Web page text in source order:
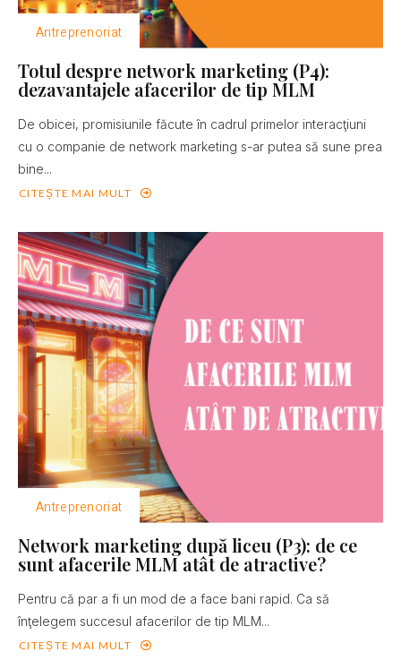
Antreprenoriat
Totul despre network marketing (P4):
dezavantajele afacerilor de tip MLM
De obicei, promisiunile făcute în cadrul primelor interacţiuni
cu o companie de network marketing s-ar putea să sune prea
bine...
CITEȘTE MAI MULT
Antreprenoriat
Network marketing după liceu (P3): de ce
sunt afacerile MLM atât de atractive?
Pentru că par a fi un mod de a face bani rapid. Ca să
înţelegem succesul afacerilor de tip MLM...
CITEȘTE MAI MULT